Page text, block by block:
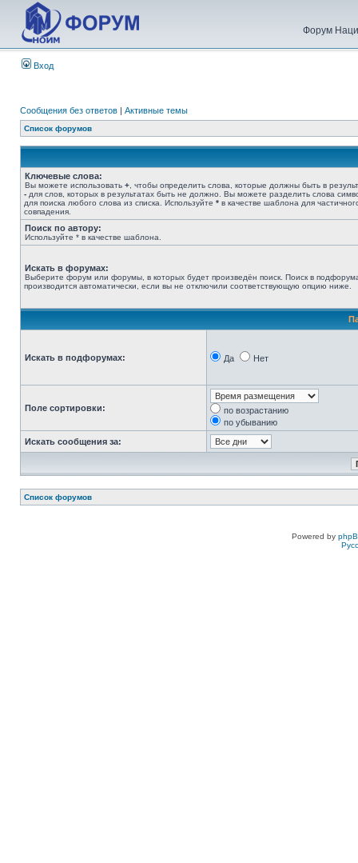
Форум
Вход
Сообщения без ответов | Активные темы
Список форумов
Ключевые слова:
Вы можете использовать + , чтобы определить слова, которые должны быть в
- для слов, которых в результатах быть не должно. Вы можете разделить слова
для поиска любого слова из списка. Используйте * в качестве шаблона для
совпадения.
Поиск по автору:
Используйте * в качестве шаблона.
Искать в форумах:
Выберите форум или форумы, в которых будет произведён поиск. Поиск в
производится автоматически, если вы не отключили соответствующую опцию ниже.
Искать в подфорумах: Да Нет
Поле сортировки:
по возрастанию
по убыванию
Искать сообщения за:
Список форумов
Powered by